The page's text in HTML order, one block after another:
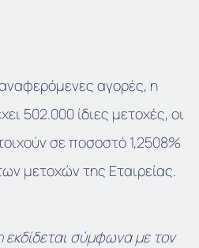
αγορές, η
502.000 ίδιες μετοχές, οι
σε ποσοστό 1,2508%
μετοχών της Εταιρείας.
σύμφωνα με τον